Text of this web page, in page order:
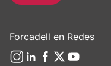
Forcadell en Redes